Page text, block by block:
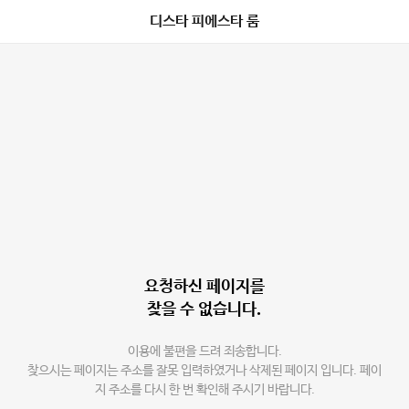
디스타 피에스타 룸
요청하신 페이지를
찾을 수 없습니다.
이용에 불편을 드려 죄송합니다.
찾으시는 페이지는 주소를 잘못 입력하였거나 삭제된 페이지 입니다. 페이
지 주소를 다시 한 번 확인해 주시기 바랍니다.